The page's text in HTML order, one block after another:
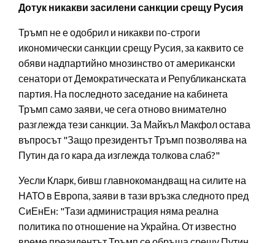
Дотук никакви засилени санкции срещу Русия
Тръмп не е одобрил и никакви по-строги
икономически санкции срещу Русия, за каквито се
обяви надпартийно мнозинство от американски
сенатори от Демократическата и Републиканската
партия. На последното заседание на кабинета
Тръмп само заяви, че сега отново внимателно
разглежда тези санкции. За Майкъл Макфол остава
въпросът "Защо президентът Тръмп позволява на
Путин да го кара да изглежда толкова слаб?"
Уесли Кларк, бивш главнокомандващ на силите на
НАТО в Европа, заяви в тази връзка следното пред
СиЕнЕн: "Тази администрация няма реална
политика по отношение на Украйна. От известно